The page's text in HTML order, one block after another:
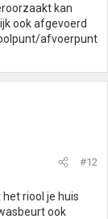
kan
ook afgevoerd
afvoerpunt
#12
riool je huis
ook